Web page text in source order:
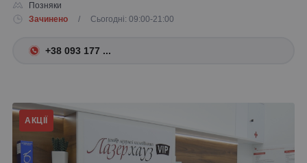
Позняки
Зачинено
/ Сьогодні: 09:00-21:00
+38 093 177 ...
АКЦІЇ